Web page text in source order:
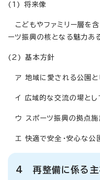
(1) 将来像
こどもやファミリー層を
ーツ振興の核となる魅力あ
(2) 基本方針
ア 地域に愛される公園と
イ 広域的な交流の場とし
ウ スポーツ振興の拠点施
エ 快適で安全・安心な公
4 再整備に係る主